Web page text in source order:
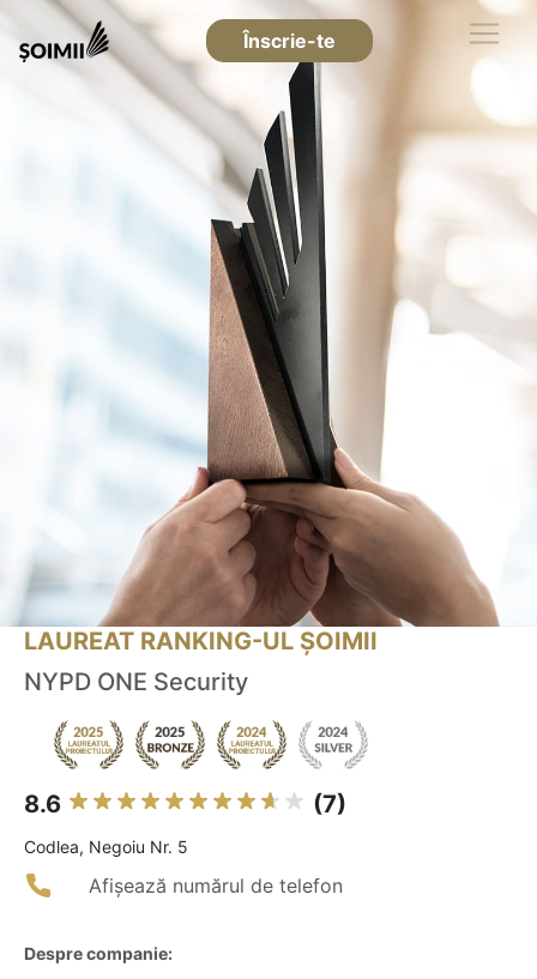
Înscrie-te
LAUREAT RANKING-UL ȘOIMII
NYPD ONE Security
8.6 (7)
Codlea, Negoiu Nr. 5
Afișează numărul de telefon
Despre companie: